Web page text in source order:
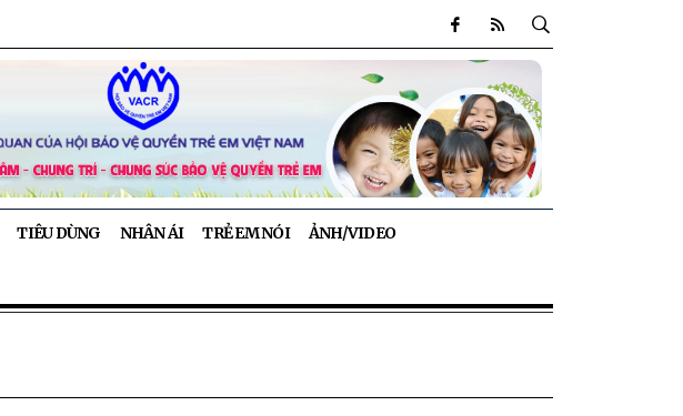
TIÊU DÙNG NHÂN ÁI TRẺ EM NÓI ẢNH/VIDEO